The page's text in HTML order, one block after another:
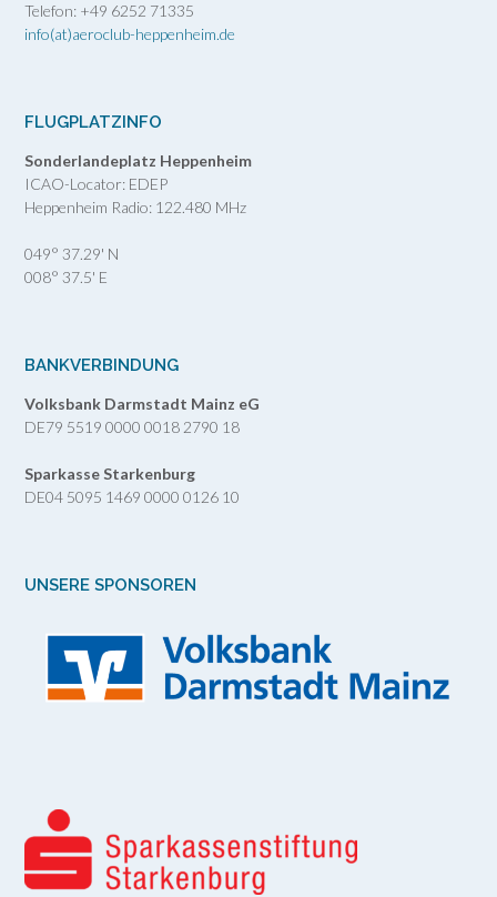
Telefon: +49 6252 71335
info(at)aeroclub-heppenheim.de
FLUGPLATZINFO
Sonderlandeplatz Heppenheim
ICAO-Locator: EDEP
Heppenheim Radio: 122.480 MHz
049° 37.29' N
008° 37.5' E
BANKVERBINDUNG
Volksbank Darmstadt Mainz eG
DE79 5519 0000 0018 2790 18
Sparkasse Starkenburg
DE04 5095 1469 0000 0126 10
UNSERE SPONSOREN